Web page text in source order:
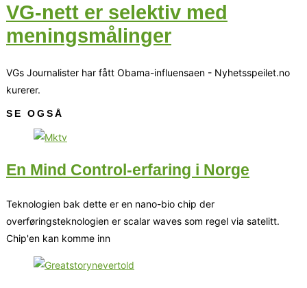
VG-nett er selektiv med
meningsmålinger
VGs Journalister har fått Obama-influensaen - Nyhetsspeilet.no
kurerer.
SE OGSÅ
En Mind Control-erfaring i Norge
Teknologien bak dette er en nano-bio chip der
overføringsteknologien er scalar waves som regel via satelitt.
Chip'en kan komme inn